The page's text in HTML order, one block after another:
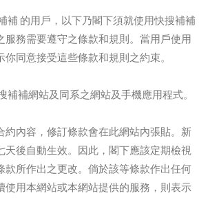
補 的用戶，以下乃閣下須就使用快搜補補
服務需要遵守之條款和規則。當用戶使用
同意接受這些條款和規則之約束。
補補網站及同系之網站及手機應用程式。
約內容，修訂條款會在此網站內張貼。新
天後自動生效。因此，閣下應該定期檢視
款所作出之更改。倘於該等條款作出任何
使用本網站或本網站提供的服務，則表示